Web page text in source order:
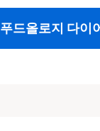
푸드올로지 다이